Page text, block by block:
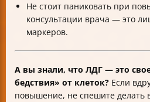
Не стоит паниковать при
консультации врача — это
маркеров.
А вы знали, что ЛДГ — это
бедствия» от клеток? Если
повышение, не спешите